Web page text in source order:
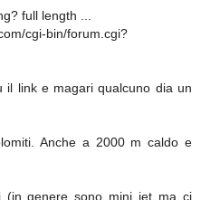
full length ...
cgi-bin/forum.cgi?
il link e magari qualcuno dia un
Anche a 2000 m caldo e
(in genere sono mini jet ma ci